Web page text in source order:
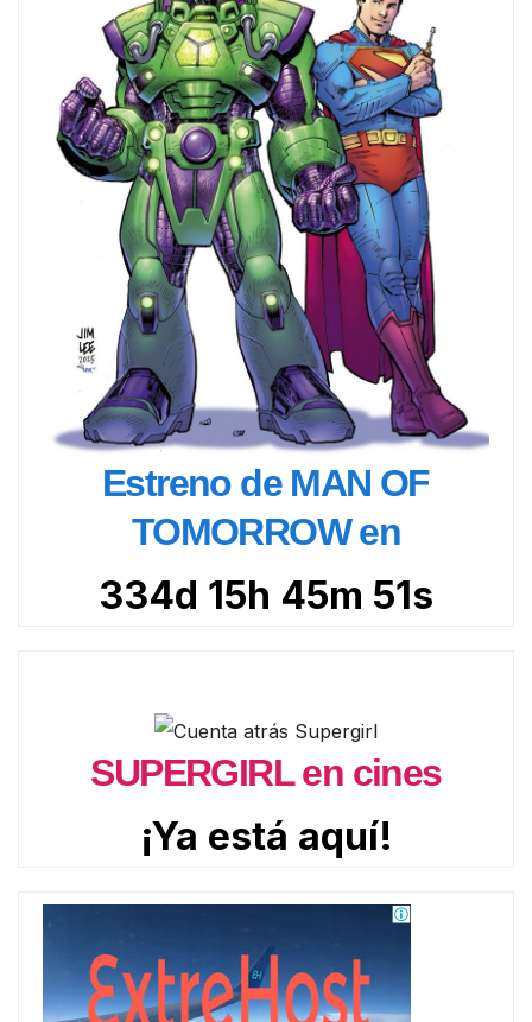
Estreno de MAN OF
TOMORROW en
334d 15h 45m 50s
SUPERGIRL en cines
¡Ya está aquí!